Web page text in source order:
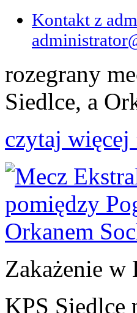
Kontakt z
rozegrany
Siedlce, a
czytaj więcej
Zakażenie w
KPS Siedlce